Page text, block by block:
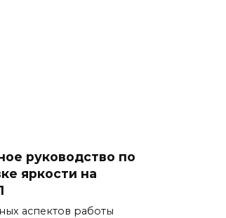
руководство по
яркости на
аспектов работы